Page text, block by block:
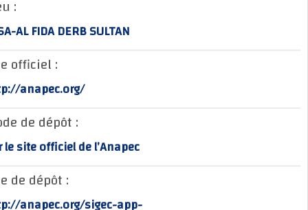
Lieu :
CASA-AL FIDA DERB SULTAN
Site officiel :
http://anapec.org/
Mode de dépôt :
sur le site officiel de l’Anapec
Site de dépôt :
http://anapec.org/sigec-app-